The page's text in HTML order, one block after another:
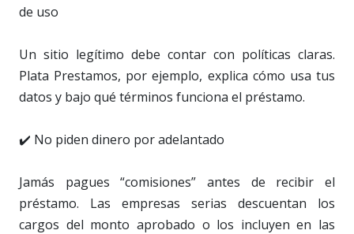
de uso
Un sitio legítimo debe contar con políticas claras.
Plata Prestamos, por ejemplo, explica cómo usa tus
datos y bajo qué términos funciona el préstamo.
✔️ No piden dinero por adelantado
Jamás pagues “comisiones” antes de recibir el
préstamo. Las empresas serias descuentan los
cargos del monto aprobado o los incluyen en las